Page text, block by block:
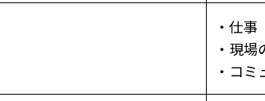
・仕
・現
・コ